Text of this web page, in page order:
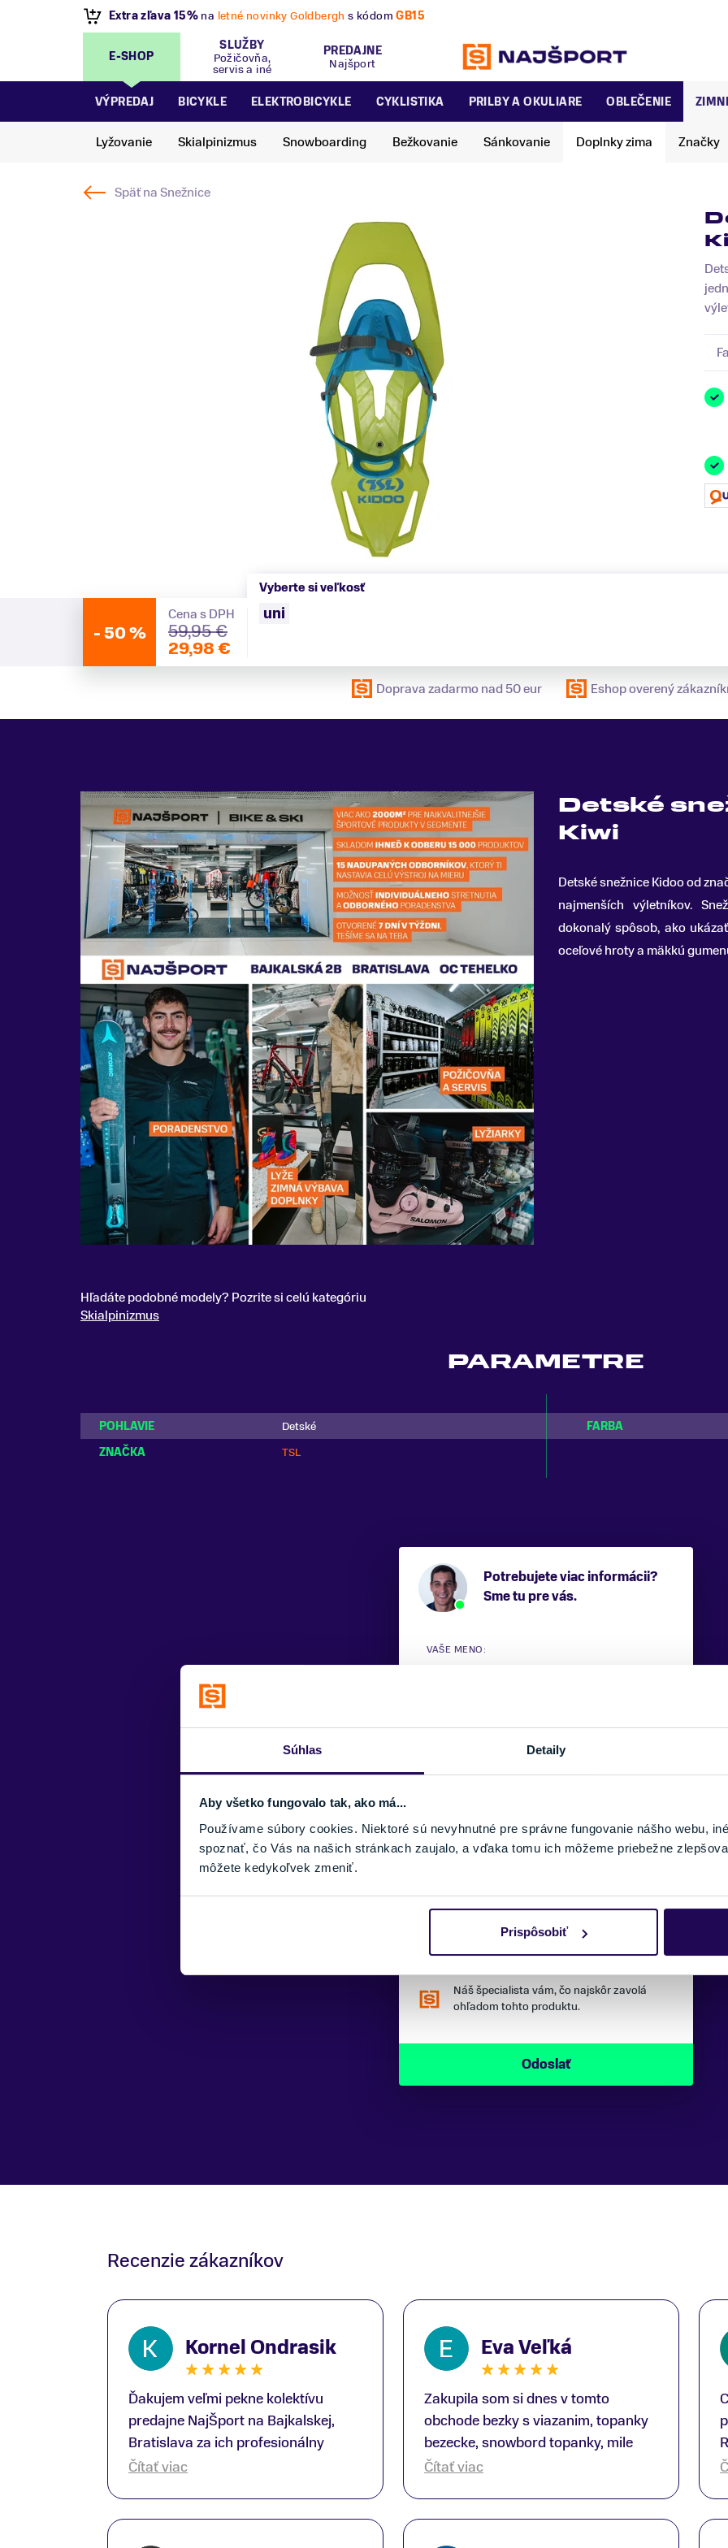
Súhlas Detaily
Aby všetko fungovalo tak, ako má...
Používame súbory cookies. Niektoré sú nevyhnutné pre správne fungovanie nášho webu,
spoznať, čo Vás na našich stránkach zaujalo, a vďaka tomu ich môžeme priebežne
môžete kedykoľvek zmeniť.
Prispôsobiť
VÝPREDAJ- Zľavy až 70%.Pripravte sa na letnú a zimnú sezónu už dnes!
E-SHOP
SLUŽBY
Požičovňa,
servis a iné
PREDAJNE
Najšport
VÝPREDAJ BICYKLE ELEKTROBICYKLE CYKLISTIKA PRILBY A OKULIARE OBLEČENIE
Lyžovanie Skialpinizmus Snowboarding Bežkovanie Sánkovanie Doplnky zima Značky
Späť naSnežnice
-50 %
Cena s DPH
59,95 €
29,98 €
Vyberte si veľkosť
uni
Doprava zadarmo nad 50 eur Eshop overený
Detské
Kiwi
Detské snežnice Kidoo od
najmenších výletníkov.
dokonalý spôsob, ako
oceľové hroty a mäkkú
Hľadáte podobné modely? Pozrite si celú kategóriu
Skialpinizmus
PARAMETRE
POHLAVIE Detské FARBA
ZNAČKA
TSL
Potrebujete viac informácii?
Sme tu pre vás.
VAŠE MENO:
Náš špecialista vám, čo najskôr zavolá
ohľadom tohto produktu.
Recenzie zákazníkov
Kornel Ondrasik
Ďakujem veľmi pekne kolektívu
predajne NajŠport na Bajkalskej,
Bratislava za ich profesionálny
prístup k zákazníkom; Zvlášť
Čítať viac
Eva Veľká
Zakupila som si dnes v tomto
obchode bezky s viazanim, topanky
bezecke, snowbord topanky, mile
prekvapenie ako Peter, ktory nas
Čítať viac